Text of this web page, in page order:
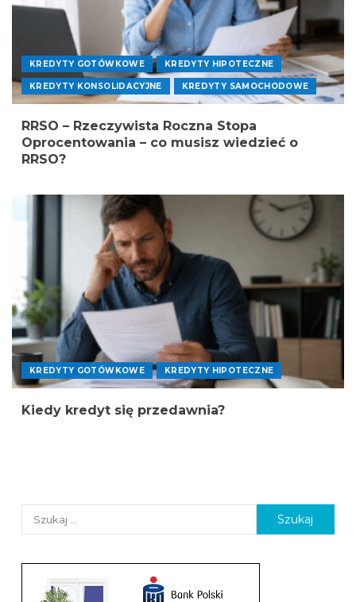
KREDYTY GOTÓWKOWE KREDYTY HIPOTECZNE
KREDYTY KONSOLIDACYJNE KREDYTY SAMOCHODOWE
RRSO – Rzeczywista Roczna Stopa
Oprocentowania – co musisz wiedzieć o
RRSO?
KREDYTY GOTÓWKOWE KREDYTY HIPOTECZNE
Kiedy kredyt się przedawnia?